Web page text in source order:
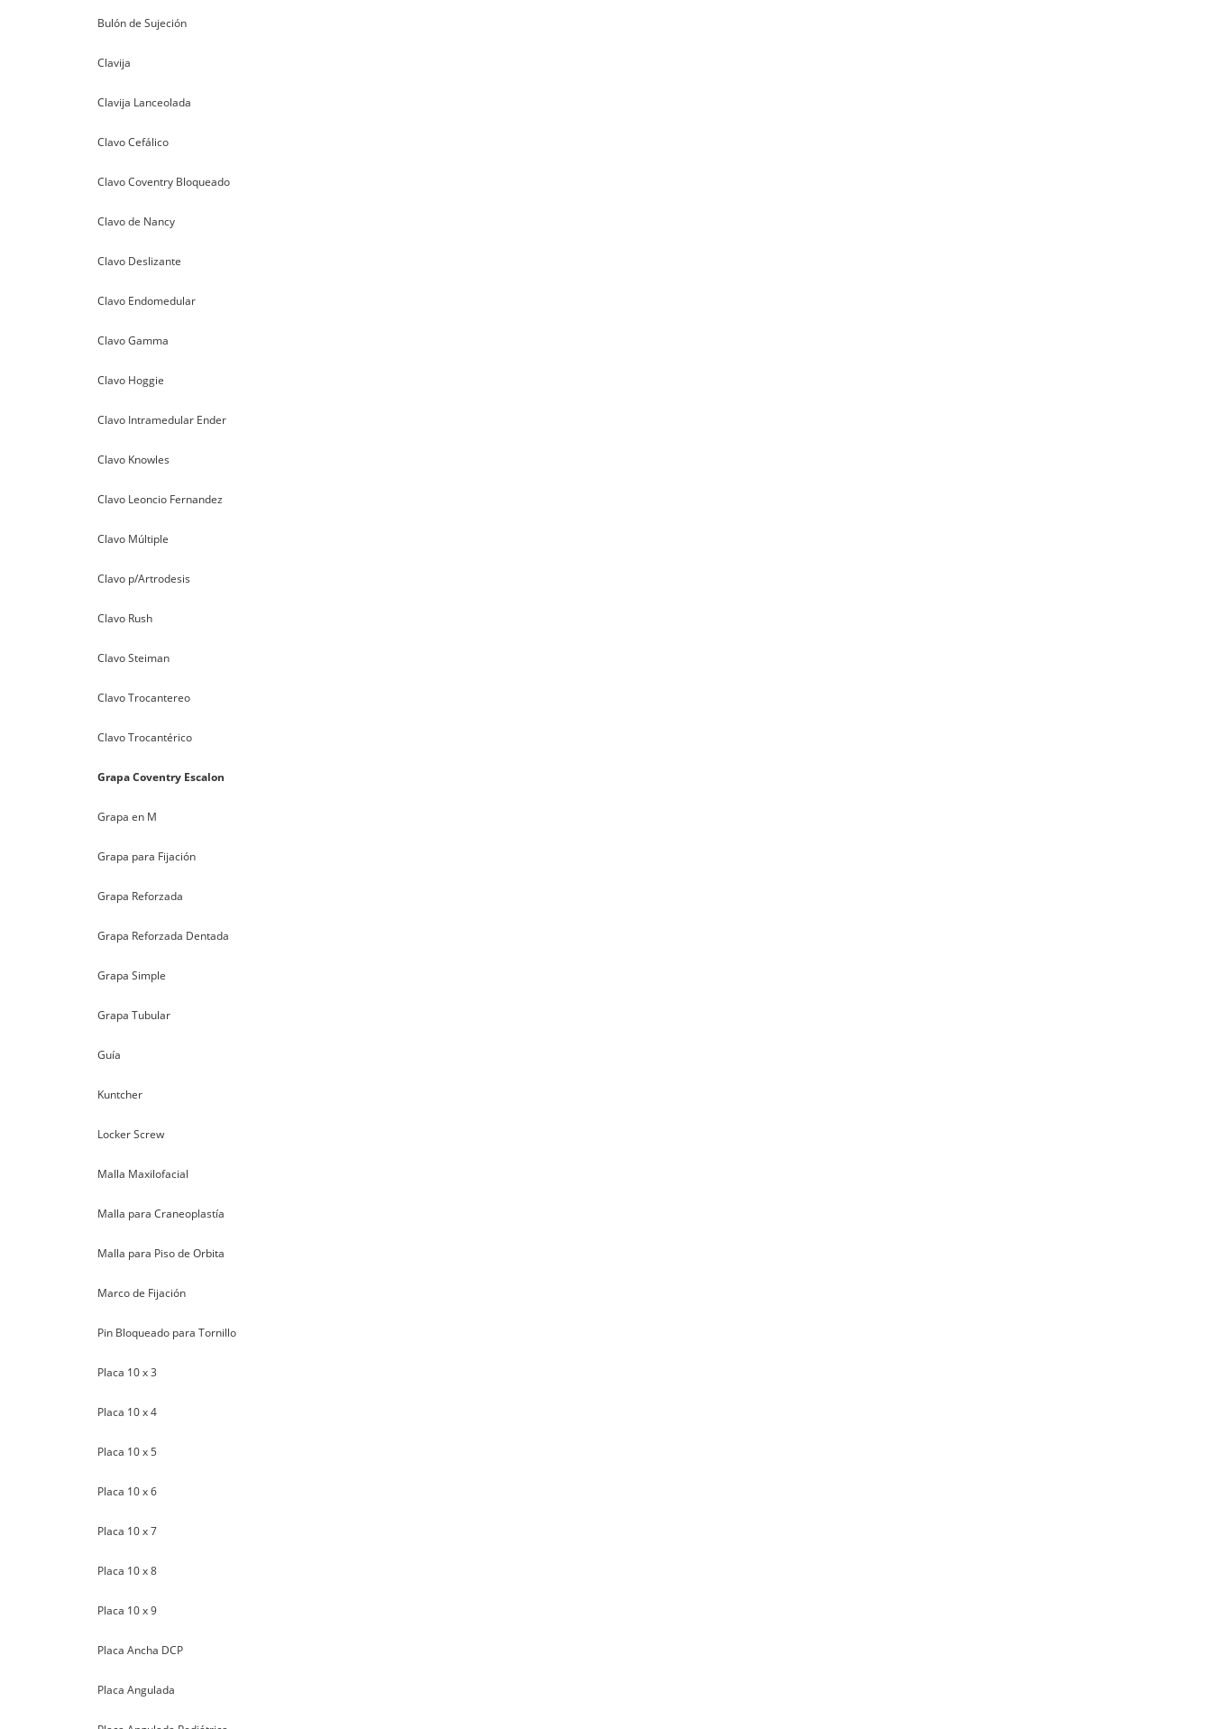
Bulón de Sujeción
Clavija
Clavija Lanceolada
Clavo Cefálico
Clavo Coventry Bloqueado
Clavo de Nancy
Clavo Deslizante
Clavo Endomedular
Clavo Gamma
Clavo Hoggie
Clavo Intramedular Ender
Clavo Knowles
Clavo Leoncio Fernandez
Clavo Múltiple
Clavo p/Artrodesis
Clavo Rush
Clavo Steiman
Clavo Trocantereo
Clavo Trocantérico
Grapa Coventry Escalon
Grapa en M
Grapa para Fijación
Grapa Reforzada
Grapa Reforzada Dentada
Grapa Simple
Grapa Tubular
Guía
Kuntcher
Locker Screw
Malla Maxilofacial
Malla para Craneoplastía
Malla para Piso de Orbita
Marco de Fijación
Pin Bloqueado para Tornillo
Placa 10 x 3
Placa 10 x 4
Placa 10 x 5
Placa 10 x 6
Placa 10 x 7
Placa 10 x 8
Placa 10 x 9
Placa Ancha DCP
Placa Angulada